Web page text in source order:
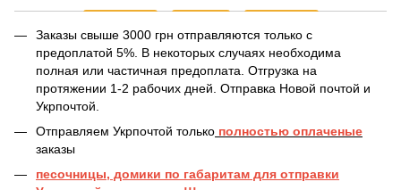
Заказы свыше 3000 грн отправляются только с
предоплатой 5%. В некоторых случаях необходима
полная или частичная предоплата. Отгрузка на
протяжении 1-2 рабочих дней. Отправка Новой почтой и
Укрпочтой.
Отправляем Укрпочтой только полностью оплаченые
заказы
песочницы, домики по габаритам для отправки